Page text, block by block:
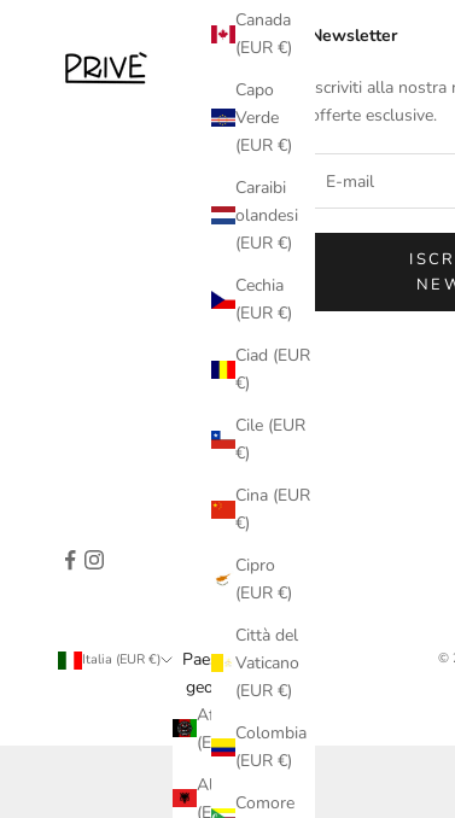
Canada
(EUR €)
Capo
Verde
(EUR €)
Caraibi
olandesi
(EUR €)
Cechia
(EUR €)
Ciad (EUR
€)
Cile (EUR
€)
Cina (EUR
€)
Cipro
(EUR €)
Città del
Vaticano
(EUR €)
Colombia
(EUR €)
Comore
Newsletter
Iscriviti alla
offerte esclusive.
Italia (EUR €)
Paese/Area
geografica
Afghanistan
(EUR €)
Albania
(EUR €)
©